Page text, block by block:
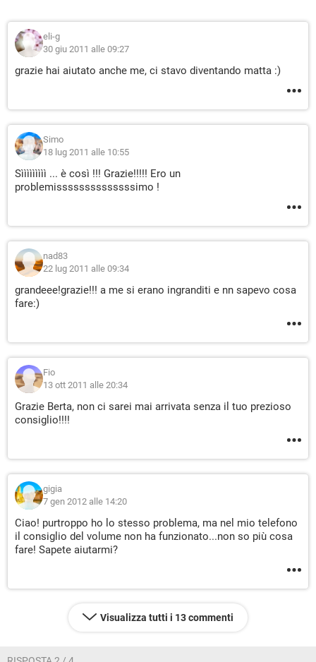
eli-g
30 giu 2011 alle 09:27
grazie hai aiutato anche me, ci stavo diventando matta :)
Simo
18 lug 2011 alle 10:55
Sììììììììì ... è così !!! Grazie!!!!! Ero un
problemissssssssssssssimo !
nad83
22 lug 2011 alle 09:34
grandeee!grazie!!! a me si erano ingranditi e nn sapevo cosa
fare:)
Fio
13 ott 2011 alle 20:34
Grazie Berta, non ci sarei mai arrivata senza il tuo prezioso
consiglio!!!!
gigia
7 gen 2012 alle 14:20
Ciao! purtroppo ho lo stesso problema, ma nel mio telefono
il consiglio del volume non ha funzionato...non so più cosa
fare! Sapete aiutarmi?
Visualizza tutti i 13 commenti